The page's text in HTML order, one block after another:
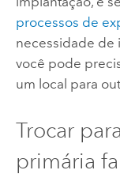
processos de
necessidade de
você pode
um local para
Trocar
primária